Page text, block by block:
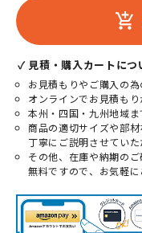
add_shopping_cart
✓ 見積・購入カートにつ
お見積もりやご購入の為
オンラインでお見積もり
本州・四国・九州地域ま
商品の適切サイズや部
丁寧にご説明させていた
その他、在庫や納期の
無料ですので、お気軽に